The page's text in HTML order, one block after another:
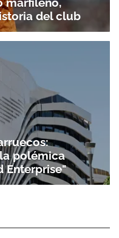
del club
polémica
Enterprise"